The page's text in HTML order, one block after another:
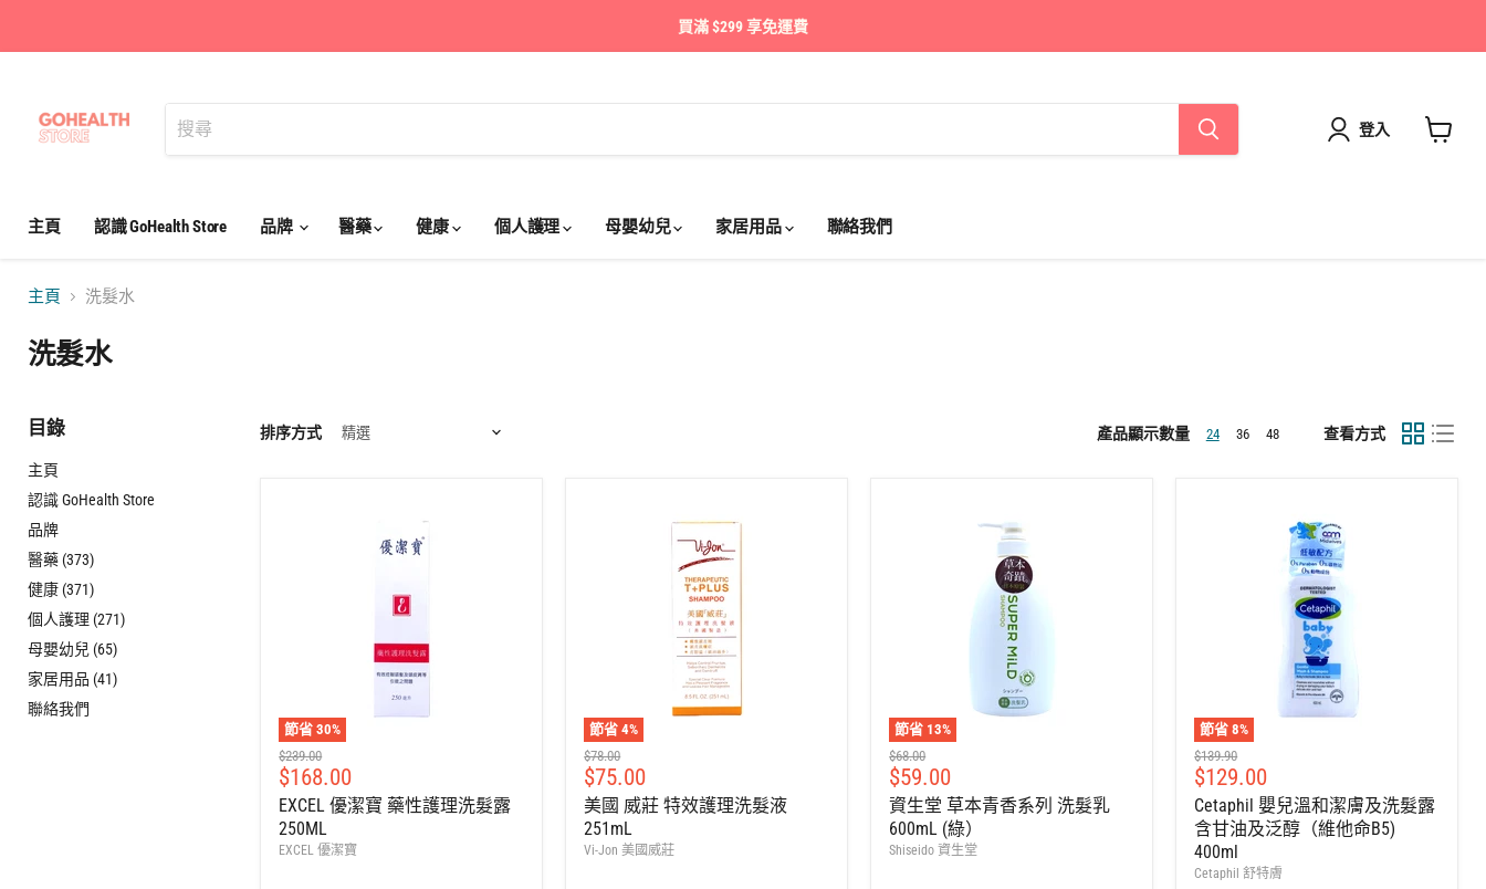
買滿 $299 享免運費
登入
主頁 認識 GoHealth Store 品牌 醫藥 健康 個人護理 母嬰幼兒 家居用品 聯絡我們
主頁 洗髮水
洗髮水
目錄
主頁
認識 GoHealth Store
品牌
醫藥 (373)
健康 (371)
個人護理 (271)
母嬰幼兒 (65)
家居用品 (41)
聯絡我們
排序方式 產品顯示數量 24 36 48 查看方式
節省30%
建
議
零
售
價
$239.00
售
價
$168.00
EXCEL 優潔寶 藥性護理洗髮露
250ML
EXCEL 優潔寶
節省4%
建
議
零
售
價
$78.00
售
價
$75.00
美國 威莊 特效護理洗髮液
251mL
Vi-Jon 美國威莊
節省 13%
建
議
零
售
價
$68.00
售
價
$59.00
資生堂 草本青香系列 洗髮乳
600mL (綠）
Shiseido 資生堂
節省8%
建
議
零
售
價
$139.90
售
價
$129.00
Cetaphil 嬰兒溫和潔膚及洗髮露
含甘油及泛醇（維他命B5)
400ml
Cetaphil 舒特膚